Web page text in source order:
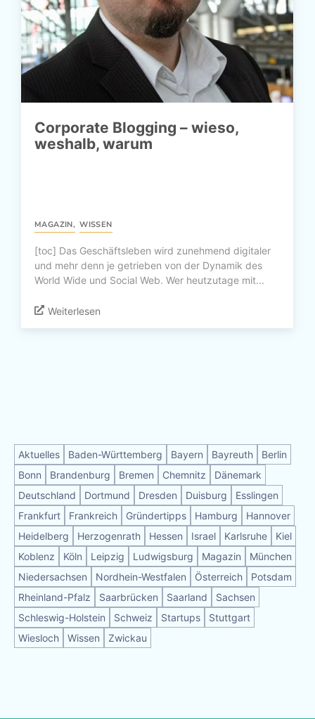
Corporate Blogging – wieso,
weshalb, warum
MAGAZIN, WISSEN
[toc] Das Geschäftsleben wird zunehmend digitaler
und mehr denn je getrieben von der Dynamik des
World Wide und Social Web. Wer heutzutage mit...
Weiterlesen
Aktuelles Baden-Württemberg Bayern Bayreuth
Berlin
Bonn
Brandenburg Bremen Chemnitz
Dänemark
Deutschland
Dortmund Dresden Duisburg
Esslingen
Frankfurt
Frankreich Gründertipps Hamburg
Hannover
Heidelberg
Herzogenrath Hessen Israel Karlsruhe
Kiel
Koblenz
Köln Leipzig Ludwigsburg Magazin
München
Niedersachsen
Nordhein-Westfalen Österreich
Potsdam
Rheinland-Pfalz
Saarbrücken Saarland
Sachsen
Schleswig-Holstein
Schweiz Startups
Stuttgart
Wiesloch
Wissen Zwickau